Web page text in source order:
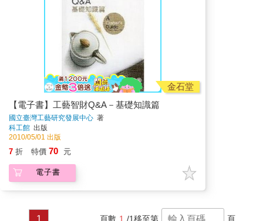
金石堂
【電子書】工藝智財Q&A－基礎知識篇
國立臺灣工藝研究發展中心 著
科工館 出版
2010/05/01 出版
7 折 特價 70 元
電子書
1 頁數 1 /1移至第 頁